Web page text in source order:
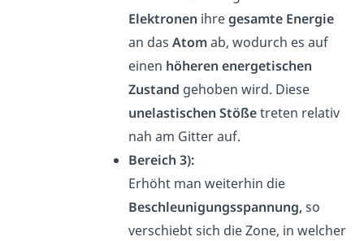
Elektronen ihregesamte Energie
an dasAtomab, wodurch es auf
einen höheren energetischen
Zustand gehoben wird. Diese
unelastischen Stößetreten relativ
nah am Gitter auf.
Bereich 3):
Erhöht man weiterhin die
Beschleunigungsspannung,so
verschiebt sich die Zone, in welcher